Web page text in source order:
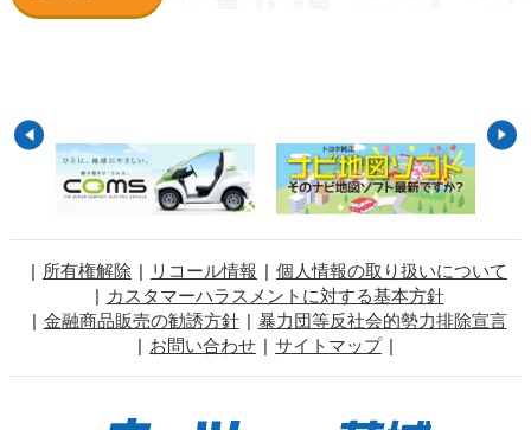
所有権解除 リコール情報
個人情報の取り扱いについて
カスタマーハラスメントに対する基本方針
金融商品販売の勧誘方針
暴力団等反社会的勢力排除宣言
お問い合わせ
サイトマップ